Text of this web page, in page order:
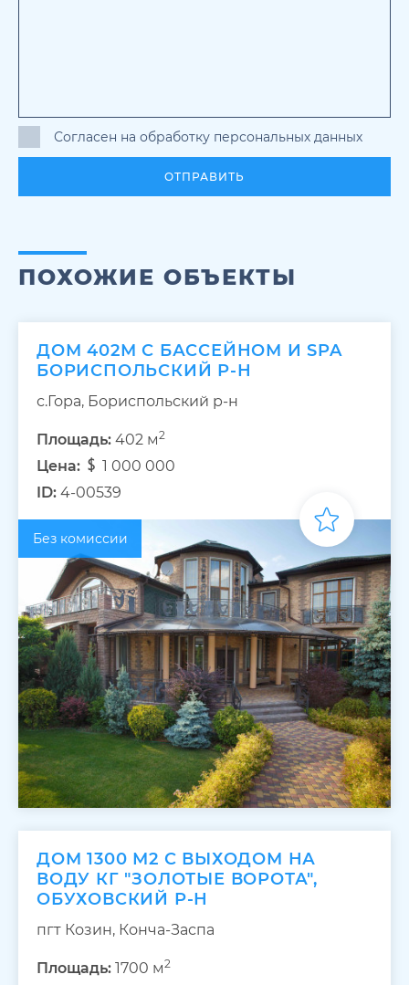
Согласен на обработку персональных данных
ОТПРАВИТЬ
ПОХОЖИЕ ОБЪЕКТЫ
ДОМ 402М С БАССЕЙНОМ И SPA
БОРИСПОЛЬСКИЙ Р-Н
с.Гора, Бориспольский р-н
Площадь: 402 м2
Цена:
1 000 000
ID: 4-00539
Без комиссии
ДОМ 1300 М2 С ВЫХОДОМ НА
ВОДУ КГ "ЗОЛОТЫЕ ВОРОТА",
ОБУХОВСКИЙ Р-Н
пгт Козин, Конча-Заспа
Площадь: 1700 м2